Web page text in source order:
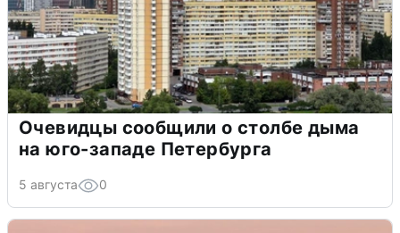
Очевидцы сообщили о столбе дыма
на юго-западе Петербурга
5 августа 0